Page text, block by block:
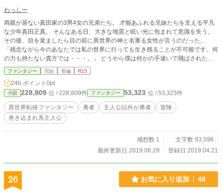
占いコーナーに謎の対抗心を燃やす。 紫式部（むらさきしき
ぶ） 平安時代の女房・作家。プライドが高く皮肉屋だが筆一
本の才能は本物。現代の恋愛ドラマや少女漫画にどっぷりハ
マり、やがて別名義でネット小説を書き始める。所持品は
『源氏物語』の直筆草稿の一部。 源義経（みなもとのよしつ
ね） 鎌倉時代の武将。血気盛んで身体能力が異常に高い。喧
嘩っ早いが情に厚い。格闘技やアクション映画に夢中にな
り、道場破りまがいのことをして小銭を稼ぐ。所持品は名の
ある太刀。 千利休（せんのりきゅう） 安土桃山時代の茶人。
何事にも「侘び・寂び」を求める美意識の化身で、現代の消
費社会に本気で戸惑い、時に説教くさくなる。やがて古びた
喫茶店を間借りして「一服百円」の妙な茶会を開き始める。
わっしー
両親が居ない真田家の3男4女の兄弟たち。 才能あふれる兄妹たちを支える平凡
な少年真田正真。 そんなある日、大きな地震と眩い光に包まれて意識を失う。
その後、目を覚ましたら目の前に異世界の神と名乗る女性が言うのだった。
「残念ながら今のあなたでは私の世界に行っても生き残ることが不可能です。何
の力も持たない貴方では・・・。」 どうやら僕は何かの手違いで飛ばされたみ
たいです。
ファンタジー 完結 長編 R15
24h.ポイント 0pt
小説 228,809 位 / 228,809件 ファンタジー 53,323 位 / 53,323件
異世界転移ファンタジー 勇者 主人公以外が勇者
冒険
巻き込まれ系主人公
感想数 1
文字数 93,598
最終更新日 2019.06.29
登録日 2019.04.21
26 お気に入り追加 48